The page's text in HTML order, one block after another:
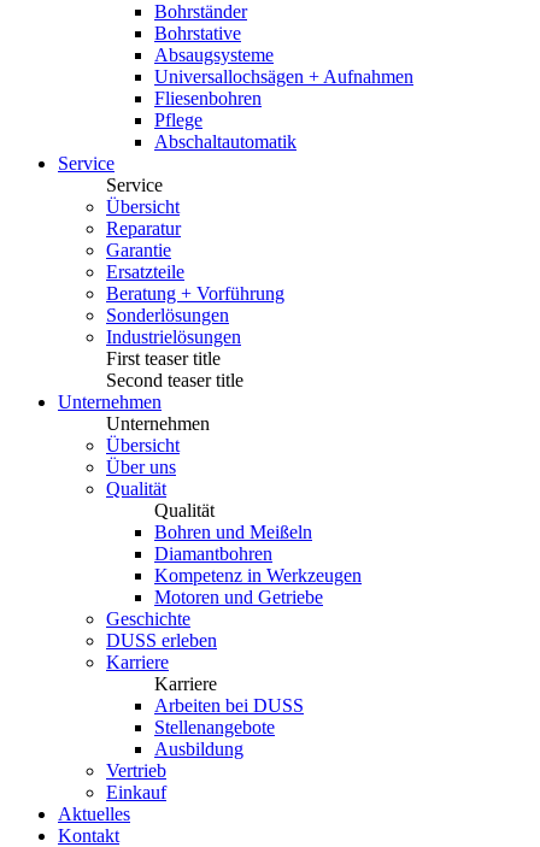
Bohrständer
Bohrstative
Absaugsysteme
Universallochsägen + Aufnahmen
Fliesenbohren
Pflege
Abschaltautomatik
Service
Service
Übersicht
Reparatur
Garantie
Ersatzteile
Beratung + Vorführung
Sonderlösungen
Industrielösungen
First teaser title
Second teaser title
Unternehmen
Unternehmen
Übersicht
Über uns
Qualität
Qualität
Bohren und Meißeln
Diamantbohren
Kompetenz in Werkzeugen
Motoren und Getriebe
Geschichte
DUSS erleben
Karriere
Karriere
Arbeiten bei DUSS
Stellenangebote
Ausbildung
Vertrieb
Einkauf
Aktuelles
Kontakt